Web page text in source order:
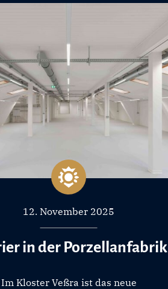
12. November 2025
in der Porzellanfabrik
Im Kloster Veßra ist das neue